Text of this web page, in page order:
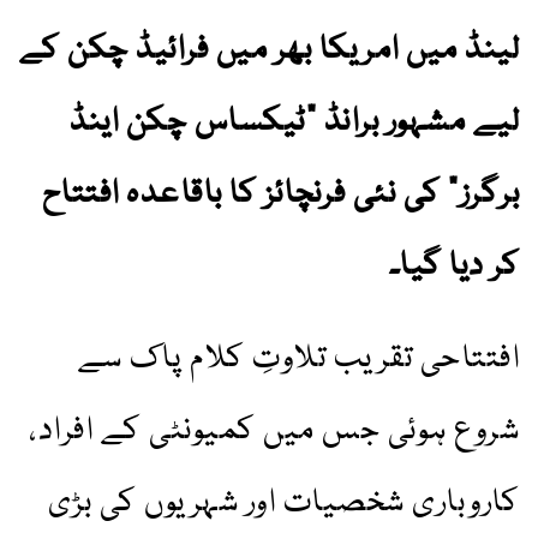
لینڈ میں امریکا بھر میں فرائیڈ چکن کے
لیے مشہور برانڈ "ٹیکساس چکن اینڈ
برگرز” کی نئی فرنچائز کا باقاعدہ افتتاح
کر دیا گیا۔
افتتاحی تقریب تلاوتِ کلام پاک سے
شروع ہوئی جس میں کمیونٹی کے افراد،
کاروباری شخصیات اور شہریوں کی بڑی